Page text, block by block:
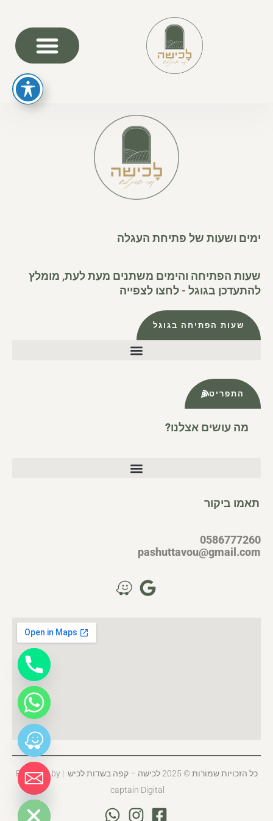
תקנון אתר
ימים ושעות של פתיחת העגלה
שעות הפתיחה והימים משתנים מעת לעת, מומלץ
להתעדכן בגוגל - לחצו לצפייה
שעות הפתיחה בגוגל
התפריט
מה עושים אצלנו?
תאמו ביקור
0586777260
pashuttavou@gmail.com
כל הזכויות שמורות © 2025 לכישה – קפה בשדות לכיש | Powered by
captain Digital
HIDE CHATY